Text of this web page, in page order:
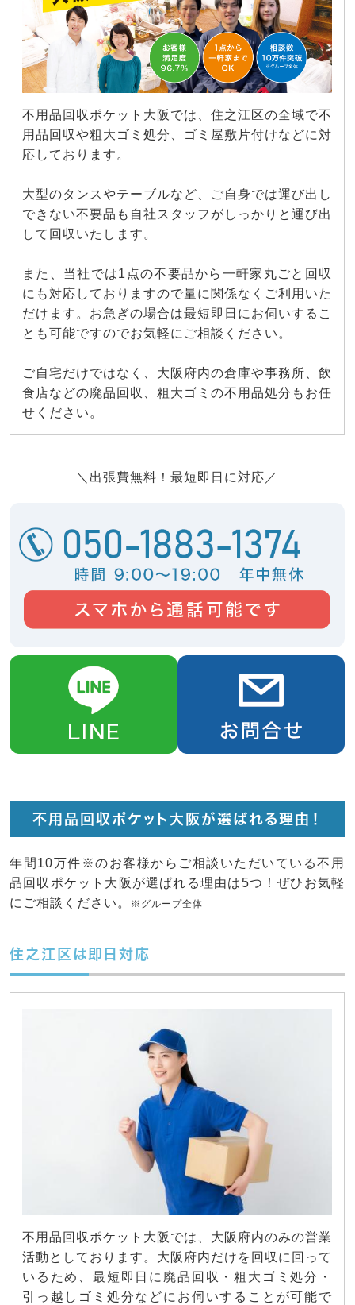
不用品回収ポケット大阪では、住之江区の全域で不
用品回収や粗大ゴミ処分、ゴミ屋敷片付けなどに対
応しております。
大型のタンスやテーブルなど、ご自身では運び出し
できない不要品も自社スタッフがしっかりと運び出
して回収いたします。
また、当社では1点の不要品から一軒家丸ごと回収
にも対応しておりますので量に関係なくご利用いた
だけます。お急ぎの場合は最短即日にお伺いするこ
とも可能ですのでお気軽にご相談ください。
ご自宅だけではなく、大阪府内の倉庫や事務所、飲
食店などの廃品回収、粗大ゴミの不用品処分もお任
せください。
＼出張費無料！最短即日に対応／
不用品回収ポケット大阪が選ばれる理由！
年間10万件※のお客様からご相談いただいている不用
品回収ポケット大阪が選ばれる理由は5つ！ぜひお気軽
にご相談ください。
※グループ全体
住之江区は即日対応
不用品回収ポケット大阪では、大阪府内のみの営業
活動としております。大阪府内だけを回収に回って
いるため、最短即日に廃品回収・粗大ゴミ処分・
引っ越しゴミ処分などにお伺いすることが可能で